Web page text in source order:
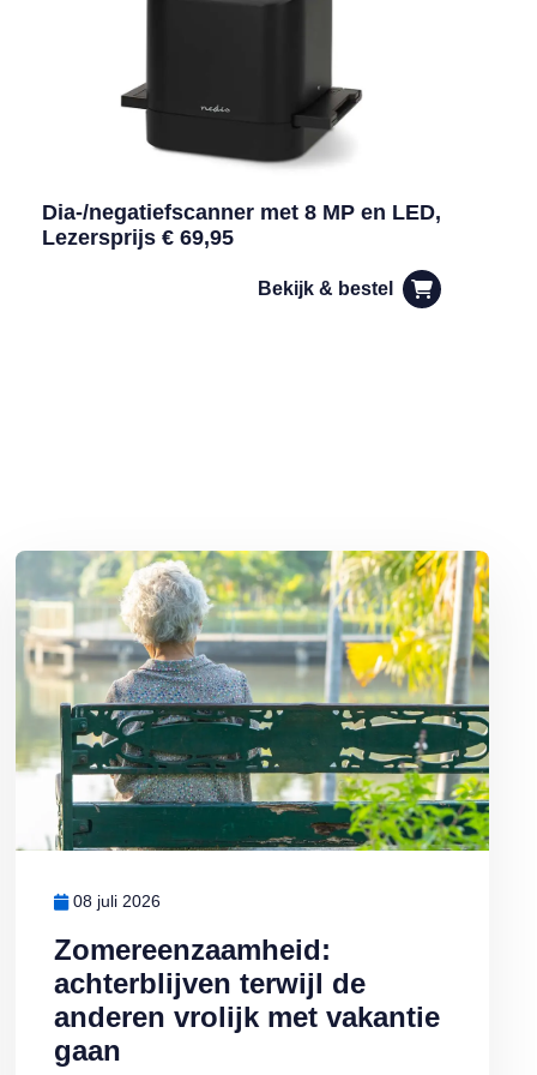
Dia-/negatiefscanner met 8 MP en LED,
Lezersprijs € 69,95
Bekijk & bestel
warm weer sneller bederft
Zomereenzaamheid:
achterblijven terwijl de
anderen vrolijk met vakantie
gaan
08 juli 2026
Lees meer over Zomereenzaamheid: achterblijven terwijl de